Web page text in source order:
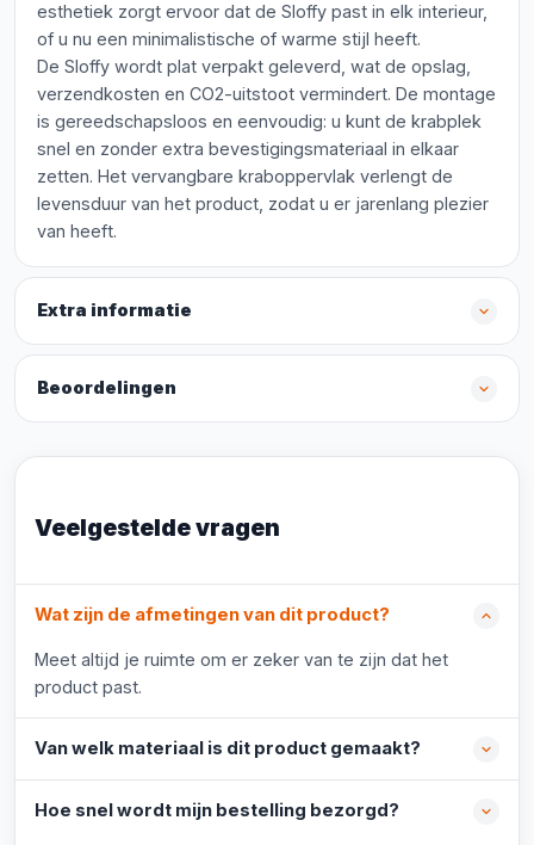
esthetiek zorgt ervoor dat de Sloffy past in elk interieur,
of u nu een minimalistische of warme stijl heeft.
De Sloffy wordt plat verpakt geleverd, wat de opslag,
verzendkosten en CO2-uitstoot vermindert. De montage
is gereedschapsloos en eenvoudig: u kunt de krabplek
snel en zonder extra bevestigingsmateriaal in elkaar
zetten. Het vervangbare kraboppervlak verlengt de
levensduur van het product, zodat u er jarenlang plezier
van heeft.
Extra informatie
Beoordelingen
Veelgestelde vragen
Wat zijn de afmetingen van dit product?
Meet altijd je ruimte om er zeker van te zijn dat het
product past.
Van welk materiaal is dit product gemaakt?
Hoe snel wordt mijn bestelling bezorgd?